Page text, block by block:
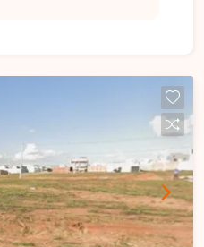
2, lotes 51 ao 54,
para
ótima oportunidade
é uma
adquirir um terreno
com grande
pelo valor de R$
em contato para mais